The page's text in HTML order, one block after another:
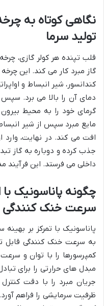
نگاهی کوتاه به
تولید سرما
قلب تپنده هر کولر گازی،
گاز مبرد کار می کند. این
کندانسور، شیر انبساط و
دمای آن را بالا می برد.
گرمای خود را به محیط
مایع مبرد سپس از شیر
افت می کند. در نهایت، وارد
جذب کرده و دوباره به گاز
داخلی می فرستد. این فرآیند
چگونه پاناسونیک با
سرعت خنک کنندگی
پاناسونیک با تمرکز بر
به سرعت خنک کنندگی
کمپرسورها را با توان و
مبدل های حرارتی را برای
جریان مبرد را با دقت
ظرفیت سرمایشی را فراهم